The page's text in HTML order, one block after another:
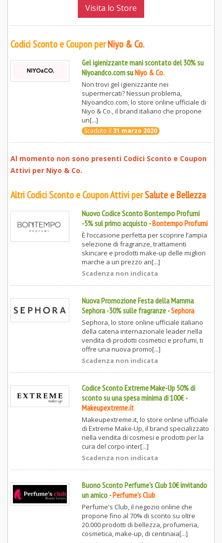
Visita lo Store
Codici Sconto e Coupon perNiyo & Co.
Gel igienizzante mani scontato del 30% su
Niyoandco.comsuNiyo & Co.
Non trovi gel igienizzante nei
supermercati? Nessun problema,
Niyoandco.com, lo store online ufficiale di
Niyo & Co., il brand italiano che propone
un[...]
Scaduto il 31 marzo 2020
Al momento non sono presenti Codici Sconto e Coupon
Attivi per Niyo & Co.
Altri Codici Sconto e Coupon Attivi perSalute e Bellezza
Nuovo Codice Sconto Bontempo Profumi
-5% sul primo acquisto-Bontempo Profumi
È l’occasione perfetta per scoprire l’ampia
selezione di fragranze, trattamenti
skincare e prodotti make-up delle migliori
marche a un prezzo an[...]
Scadenza non indicata
Nuova Promozione Festa della Mamma
Sephora -30% sulle fragranze -Sephora
Sephora, lo store online ufficiale italiano
della catena internazionale leader nella
vendita di prodotti cosmetici e profumi, ti
offre una nuova promo[...]
Scadenza non indicata
Codice Sconto Extreme Make-Up 50% di
sconto su una spesa minima di 100€-
Makeupextreme.it
Makeupextreme.it, lo store online ufficiale
di Extreme Make-Up, il brand specializzato
nella vendita di cosmesi e prodotti per la
cura del corpo inter[...]
Scadenza non indicata
Buono Sconto Perfume's Club 10€ invitando
un amico-Perfume's Club
Perfume's Club, il negozio online che
propone fino al 70% di sconto su oltre
20.000 prodotti di bellezza, profumeria,
cosmetica, make-up, di centinaia[...]